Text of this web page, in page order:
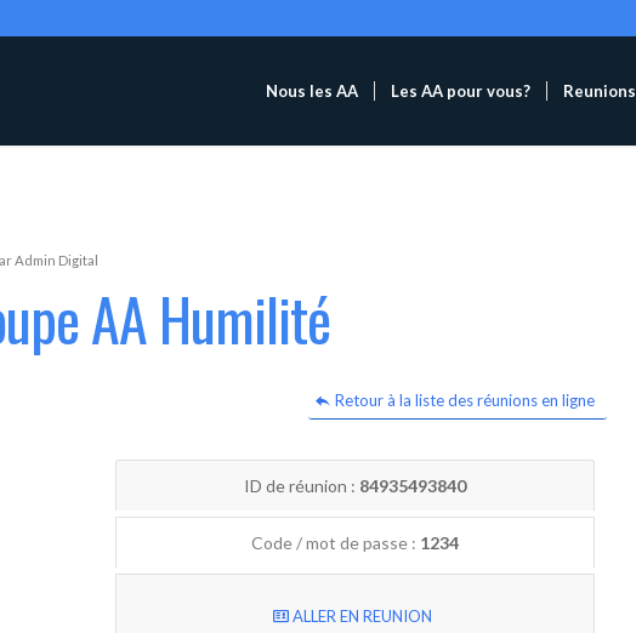
Nous les AA Les AA pour vous? Reunions
Admin Digital
AA Humilité
Retour à la liste des réunions en ligne
ID de réunion : 84935493840
Code / mot de passe : 1234
ALLER EN REUNION